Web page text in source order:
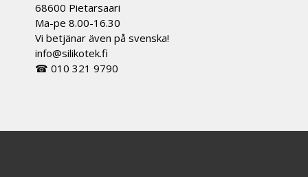
68600 Pietarsaari
Ma-pe 8.00-16.30
Vi betjänar även på svenska!
info@silikotek.fi
☎ 010 321 9790